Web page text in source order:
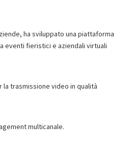
ha sviluppato una piattaforma
eventi fieristici e aziendali virtuali
trasmissione video in qualità
multicanale.